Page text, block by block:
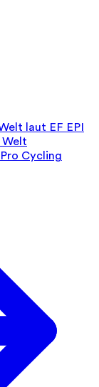
laut EF EPI
Cycling